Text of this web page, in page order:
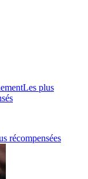
Les plus
récompensées